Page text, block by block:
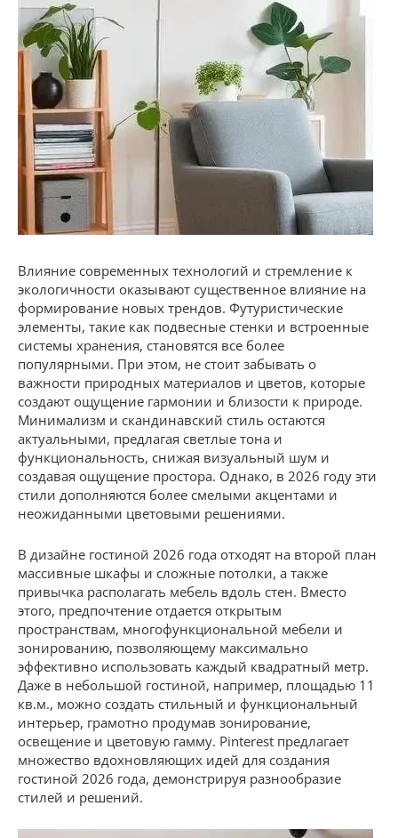
Влияние современных технологий и стремление к
экологичности оказывают существенное влияние на
формирование новых трендов. Футуристические
элементы, такие как подвесные стенки и встроенные
системы хранения, становятся все более
популярными. При этом, не стоит забывать о
важности природных материалов и цветов, которые
создают ощущение гармонии и близости к природе.
Минимализм и скандинавский стиль остаются
актуальными, предлагая светлые тона и
функциональность, снижая визуальный шум и
создавая ощущение простора. Однако, в 2026 году эти
стили дополняются более смелыми акцентами и
неожиданными цветовыми решениями.
В дизайне гостиной 2026 года отходят на второй план
массивные шкафы и сложные потолки, а также
привычка располагать мебель вдоль стен. Вместо
этого, предпочтение отдается открытым
пространствам, многофункциональной мебели и
зонированию, позволяющему максимально
эффективно использовать каждый квадратный метр.
Даже в небольшой гостиной, например, площадью 11
кв.м., можно создать стильный и функциональный
интерьер, грамотно продумав зонирование,
освещение и цветовую гамму. Pinterest предлагает
множество вдохновляющих идей для создания
гостиной 2026 года, демонстрируя разнообразие
стилей и решений.